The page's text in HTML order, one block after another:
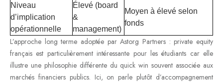
Niveau
d’implication
opérationnelle
Élevé (board
&
management)
Moyen à élevé selon
fonds
L’approche long terme adoptée par Astorg Partners : private equity
français est particulièrement intéressante pour les étudiants car elle
illustre une philosophie différente du quick win souvent associée aux
marchés financiers publics. Ici, on parle plutôt d’accompagnement